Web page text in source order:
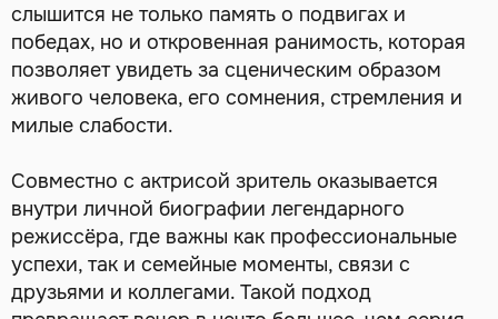
слышится не только память о подвигах и
победах, но и откровенная ранимость, которая
позволяет увидеть за сценическим образом
живого человека, его сомнения, стремления и
милые слабости.
Совместно с актрисой зритель оказывается
внутри личной биографии легендарного
режиссёра, где важны как профессиональные
успехи, так и семейные моменты, связи с
друзьями и коллегами. Такой подход